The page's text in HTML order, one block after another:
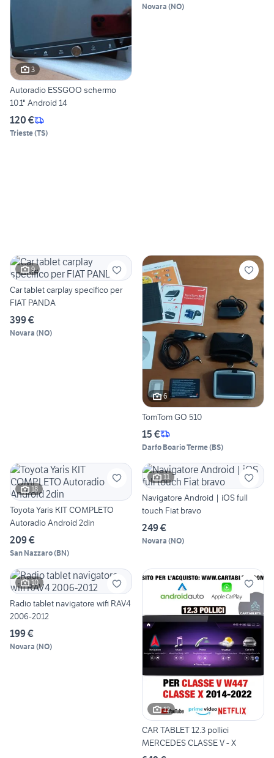
3
Autoradio ESSGOO schermo
10.1" Android 14
120 €
Trieste(TS)
Novara (NO)
9
Car tablet carplay specifico per
FIAT PANDA
399 €
Novara (NO)
6
TomTom GO 510
15 €
Darfo Boario Terme(BS)
18
Toyota Yaris KIT COMPLETO
Autoradio Android 2din
209 €
San Nazzaro(BN)
11
Navigatore Android | iOS full
touch Fiat bravo
249 €
Novara (NO)
10
Radio tablet navigatore wifi RAV4
2006-2012
199 €
Novara (NO)
12
CAR TABLET 12.3 pollici
MERCEDES CLASSE V - X